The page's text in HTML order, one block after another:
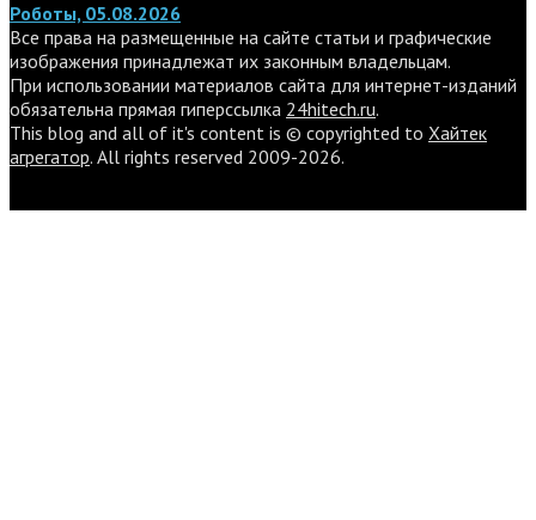
Роботы, 05.08.2026
Все права на размещенные на сайте статьи и графические
изображения принадлежат их законным владельцам.
При использовании материалов сайта для интернет-изданий
обязательна прямая гиперссылка 24hitech.ru.
This blog and all of it's content is © copyrighted to Хайтек
агрегатор. All rights reserved 2009-2026.